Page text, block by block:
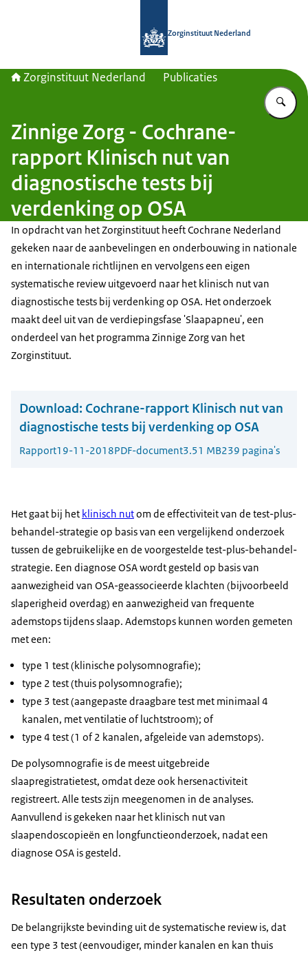
Zorginstituut Nederland
Zorginstituut Nederland Publicaties
Zinnige Zorg - Cochrane-
rapport Klinisch nut van
diagnostische tests bij
verdenking op OSA
In opdracht van het Zorginstituut heeft Cochrane Nederland
gekeken naar de aanbevelingen en onderbouwing in nationale
en internationale richtlijnen en vervolgens een eigen
systematische review uitgevoerd naar het klinisch nut van
diagnostische tests bij verdenking op OSA. Het onderzoek
maakt deel uit van de verdiepingsfase 'Slaapapneu', een
onderdeel van het programma Zinnige Zorg van het
Zorginstituut.
Download: Cochrane-rapport Klinisch nut van
diagnostische tests bij verdenking op OSA
Rapport19-11-2018PDF-document3.51 MB239 pagina's
Het gaat bij het klinisch nutom de effectiviteit van de test-plus-
behandel-strategie op basis van een vergelijkend onderzoek
tussen de gebruikelijke en de voorgestelde test-plus-behandel-
strategie. Een diagnose OSA wordt gesteld op basis van
aanwezigheid van OSA-geassocieerde klachten (bijvoorbeeld
slaperigheid overdag) en aanwezigheid van frequente
ademstops tijdens slaap. Ademstops kunnen worden gemeten
met een:
type 1 test (klinische polysomnografie);
type 2 test (thuis polysomnografie);
type 3 test (aangepaste draagbare test met minimaal 4
kanalen, met ventilatie of luchtstroom); of
type 4 test (1 of 2 kanalen, afgeleide van ademstops).
De polysomnografie is de meest uitgebreide
slaapregistratietest, omdat deze ook hersenactiviteit
registreert. Alle tests zijn meegenomen in de analyses.
Aanvullend is gekeken naar het klinisch nut van
slaapendoscopieën en longfunctieonderzoek, nadat een
diagnose OSA is gesteld.
Resultaten onderzoek
De belangrijkste bevinding uit de systematische review is, dat
een type 3 test (eenvoudiger, minder kanalen en kan thuis